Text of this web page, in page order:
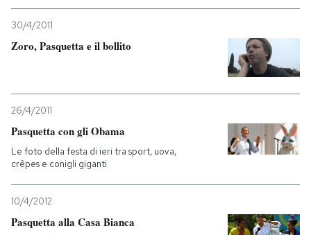
30/4/2011
Zoro, Pasquetta e il bollito
26/4/2011
Pasquetta con gli Obama
Le foto della festa di ieri tra sport, uova,
crêpes e conigli giganti
10/4/2012
Pasquetta alla Casa Bianca